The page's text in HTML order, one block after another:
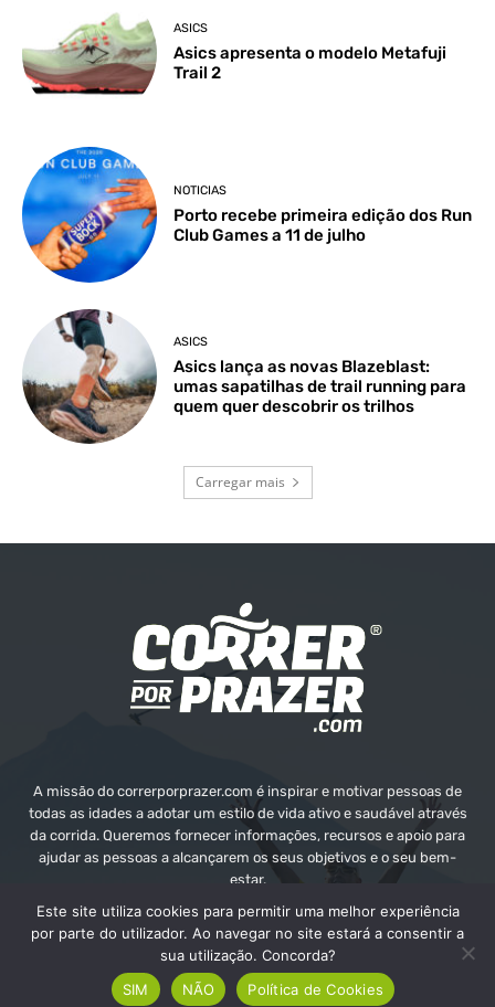
ASICS
Asics apresenta o modelo Metafuji
Trail 2
NOTICIAS
Porto recebe primeira edição dos Run
Club Games a 11 de julho
ASICS
Asics lança as novas Blazeblast:
umas sapatilhas de trail running para
quem quer descobrir os trilhos
Carregar mais
A missão do correrporprazer.com é inspirar e motivar pessoas de
todas as idades a adotar um estilo de vida ativo e saudável através
da corrida. Queremos fornecer informações, recursos e apoio para
ajudar as pessoas a alcançarem os seus objetivos e o seu bem-
estar.
Contate-nos:info@correrporprazer.com
Este site utiliza cookies para permitir uma melhor experiência
por parte do utilizador. Ao navegar no site estará a consentir a
sua utilização. Concorda?
SIM
NÃO Política de Cookies